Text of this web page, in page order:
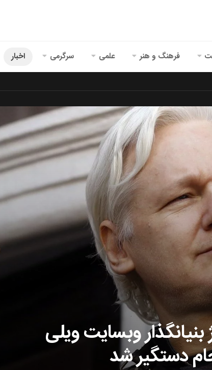
فرهنگ و هنر علمی سرگرمی اخبار
بنیانگذار وبسایت ویلی
دستگیر شد